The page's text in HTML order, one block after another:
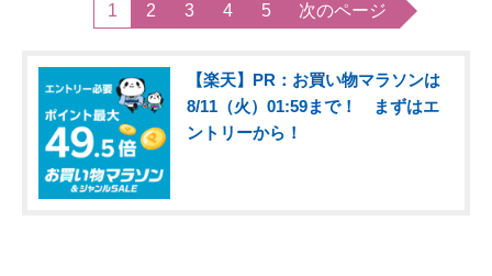
1 2 3 4 5 次のページ
【楽天】PR：お買い物マラソンは
8/11（火）01:59まで！ まずはエ
ントリーから！